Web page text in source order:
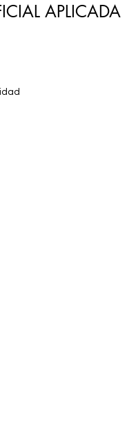
APLICADA